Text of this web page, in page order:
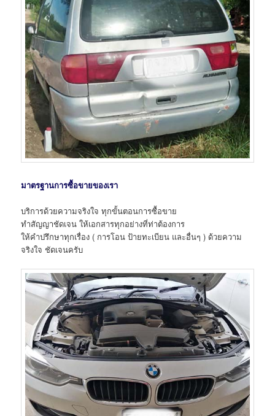
มาตรฐานการซื้อขายของเรา
บริการด้วยความจริงใจ ทุกขั้นตอนการซื้อขาย
ทำสัญญาชัดเจน ให้เอกสารทุกอย่างที่ท่าต้องการ
ให้คำปรึกษาทุกเรื่อง ( การโอน ป้ายทะเบียน และอื่นๆ ) ด้วยความ
จริงใจ ชัดเจนครับ